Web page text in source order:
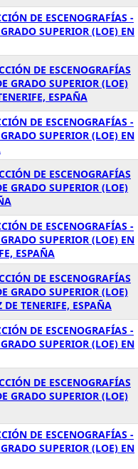
DE ESCENOGRAFÍAS -
SUPERIOR (LOE) EN
DE ESCENOGRAFÍAS
GRADO SUPERIOR (LOE)
ESPAÑA
DE ESCENOGRAFÍAS -
SUPERIOR (LOE) EN
DE ESCENOGRAFÍAS
GRADO SUPERIOR (LOE)
DE ESCENOGRAFÍAS -
SUPERIOR (LOE) EN
ESPAÑA
DE ESCENOGRAFÍAS
GRADO SUPERIOR (LOE)
TENERIFE, ESPAÑA
DE ESCENOGRAFÍAS -
SUPERIOR (LOE) EN
DE ESCENOGRAFÍAS
GRADO SUPERIOR (LOE)
DE ESCENOGRAFÍAS -
SUPERIOR (LOE) EN